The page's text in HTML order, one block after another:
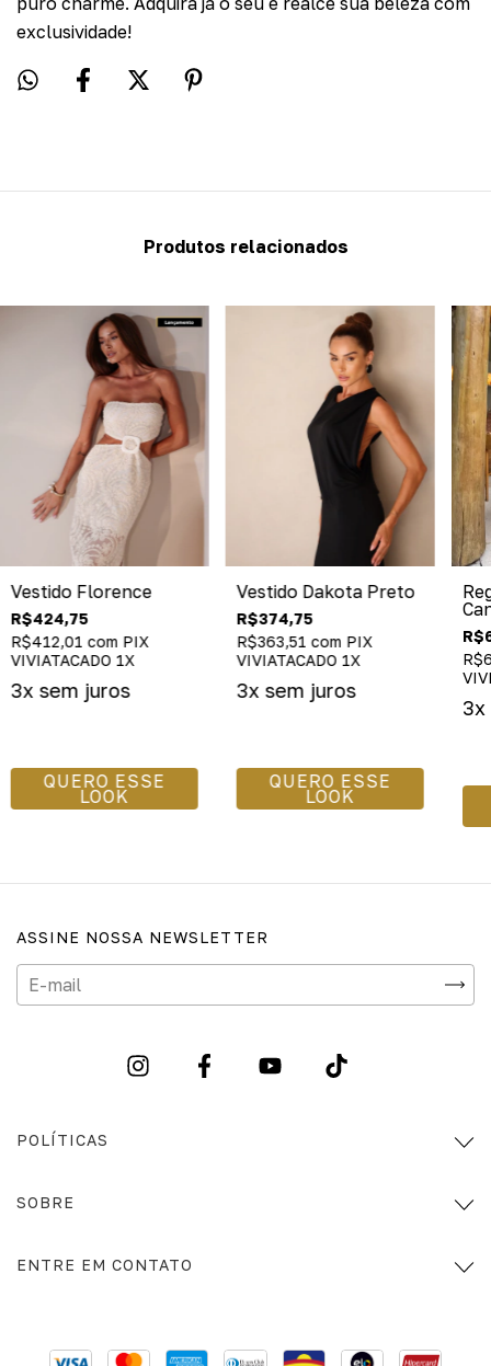
exclusividade!
Produtos relacionados
Vestido Florence
R$424,75
R$412,01 com PIX
VIVIATACADO 1X
QUERO ESSE
LOOK
Vestido Dakota Preto
R$374,75
R$363,51 com PIX
VIVIATACADO 1X
QUERO ESSE
LOOK
ASSINE NOSSA NEWSLETTER
POLÍTICAS
SOBRE
ENTRE EM CONTATO